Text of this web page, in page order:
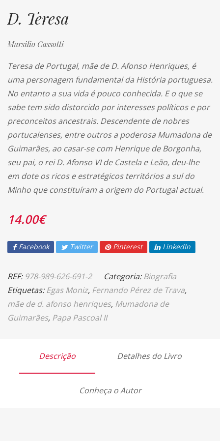
D. Teresa
Marsilio Cassotti
Teresa de Portugal, mãe de D. Afonso Henriques, é
uma personagem fundamental da História portuguesa.
No entanto a sua vida é pouco conhecida. E o que se
sabe tem sido distorcido por interesses políticos e por
preconceitos ancestrais. Descendente de nobres
portucalenses, entre outros a poderosa Mumadona de
Guimarães, ao casar-se com Henrique de Borgonha,
seu pai, o rei D. Afonso VI de Castela e Leão, deu-lhe
em dote os ricos e estratégicos territórios a sul do
Minho que constituíram a origem do Portugal actual.
14.00€
Facebook Twitter Pinterest LinkedIn
REF:978-989-626-691-2 Categoria:Biografia
Etiquetas:Egas Moniz, Fernando Pérez de Trava,
mãe de d. afonso henriques, Mumadona de
Guimarães, Papa Pascoal II
Descrição Detalhes do Livro
Conheça o Autor